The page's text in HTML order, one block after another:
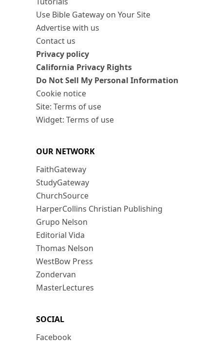
Use Bible Gateway on Your Site
Advertise with us
Contact us
Privacy policy
California Privacy Rights
Do Not Sell My Personal Information
Cookie notice
Site: Terms of use
Widget: Terms of use
OUR NETWORK
FaithGateway
StudyGateway
ChurchSource
HarperCollins Christian Publishing
Grupo Nelson
Editorial Vida
Thomas Nelson
WestBow Press
Zondervan
MasterLectures
SOCIAL
Facebook